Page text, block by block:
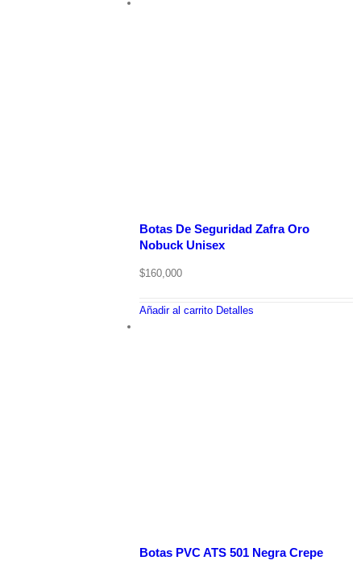
Botas De Seguridad Zafra Oro
Nobuck Unisex
$160,000
Añadir al carrito Detalles
Botas PVC ATS 501 Negra Crepe